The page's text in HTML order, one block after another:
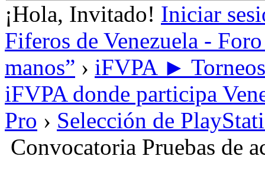
¡Hola, Invitado! Iniciar
Fiferos de Venezuela -
manos” › iFVPA ►
iFVPA donde participa
Pro › Selección de
Convocatoria Pruebas de